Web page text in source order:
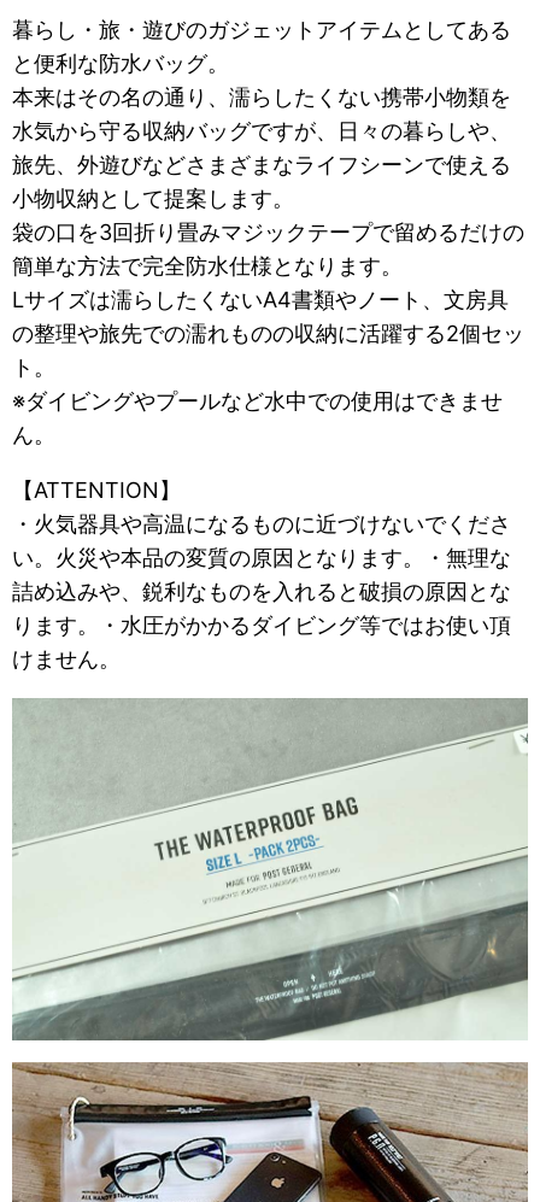
暮らし・旅・遊びのガジェットアイテムとしてある
と便利な防水バッグ。
本来はその名の通り、濡らしたくない携帯小物類を
水気から守る収納バッグですが、日々の暮らしや、
旅先、外遊びなどさまざまなライフシーンで使える
小物収納として提案します。
袋の口を3回折り畳みマジックテープで留めるだけの
簡単な方法で完全防水仕様となります。
Lサイズは濡らしたくないA4書類やノート、文房具
の整理や旅先での濡れものの収納に活躍する2個セッ
ト。
※ダイビングやプールなど水中での使用はできませ
ん。
【ATTENTION】
・火気器具や高温になるものに近づけないでくださ
い。火災や本品の変質の原因となります。・無理な
詰め込みや、鋭利なものを入れると破損の原因とな
ります。・水圧がかかるダイビング等ではお使い頂
けません。